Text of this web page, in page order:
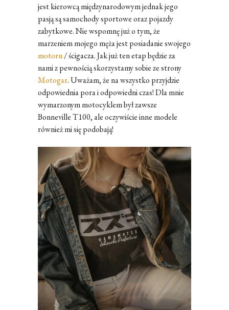
jest kierowcą międzynarodowym jednak jego
pasją są samochody sportowe oraz pojazdy
zabytkowe. Nie wspomnę już o tym, że
marzeniem mojego męża jest posiadanie swojego
motoru/ ścigacza. Jak już ten etap będzie za
nami z pewnością skorzystamy sobie ze strony
Motogar. Uważam, że na wszystko przyjdzie
odpowiednia pora i odpowiedni czas! Dla mnie
wymarzonym motocyklem był zawsze
Bonneville T100, ale oczywiście inne modele
również mi się podobają!